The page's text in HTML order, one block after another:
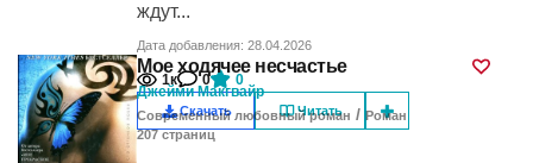
ждут...
Дата добавления: 28.04.2026
1к 0 0
Скачать Читать
Мое ходячее несчастье
Джейми Макгвайр
Современный любовный роман / Роман
207cтраниц